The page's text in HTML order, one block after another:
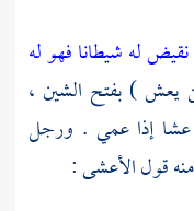
له شيطانا فهو له
) بفتح الشين ،
عشا إذا عمي . ورجل
قولالأعشى: